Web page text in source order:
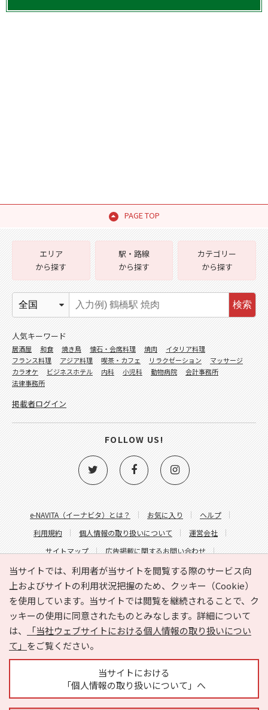
PAGE TOP
当サイトでは、利用者が当サイトを閲覧する際のサービス向
上およびサイトの利用状況把握のため、クッキー（Cookie）
を使用しています。当サイトでは閲覧を継続されることで、ク
ッキーの使用に同意されたものとみなします。詳細について
は、
「当社ウェブサイトにおける個人情報の取り扱いについ
て」 をご覧ください。
当サイトにおける
「個人情報の取り扱いについて」へ
e-NAVITA（イーナビタ）とは？ お気に入り
ヘルプ
利用規約
個人情報の取り扱いについて
運営会社
サイトマップ
広告掲載に関するお問い合わせ
サイトの内容に関するお問い合わせ
エリア
から探す
駅・路線
から探す
カテゴリー
から探す
検索
人気キーワード
居酒屋 和食 焼き鳥 懐石・会席料理 焼肉
イタリア料理
フランス料理
アジア料理 喫茶・カフェ リラクゼーション
マッサージ
カラオケ
ビジネスホテル 内科 小児科 動物病院
会計事務所
法律事務所
掲載者ログイン
FOLLOW US!
Copyright © HYOJITO.Co.,Ltd. All Rights Reserved.